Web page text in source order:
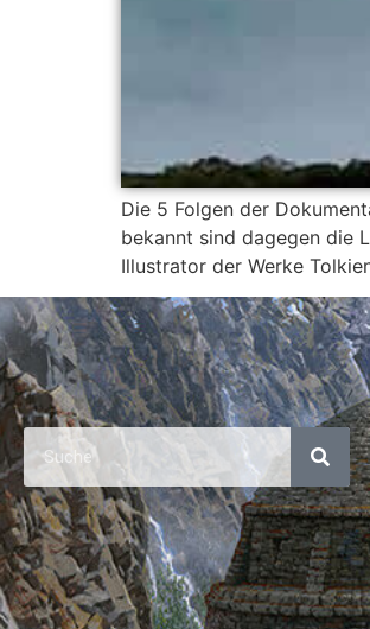
Die 5 Folgen der
bekannt sind dagegen die
Illustrator der Werke